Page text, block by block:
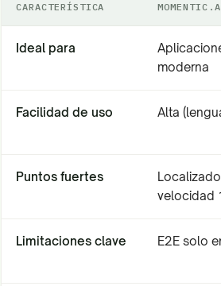
CARACTERÍSTICA
Ideal para
moderna
Facilidad de uso Alta
Puntos fuertes
velocidad
Limitaciones clave E2E solo